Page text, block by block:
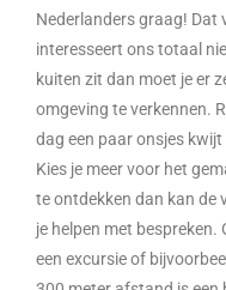
Nederlanders graag! Dat
interesseert ons totaal
kuiten zit dan moet je er
omgeving te verkennen.
dag een paar onsjes kwijt
Kies je meer voor het
te ontdekken dan kan de
je helpen met bespreken.
een excursie of